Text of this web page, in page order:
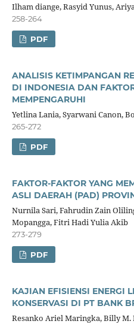
Ilham diange, Rasyid Yunus,
258-264
PDF
ANALISIS KETIMPANGAN
DI INDONESIA DAN
MEMPENGARUHI
Yetlina Lania, Syarwani Canon,
265-272
PDF
FAKTOR-FAKTOR YANG
ASLI DAERAH (PAD)
Nurnila Sari, Fahrudin Zain
Mopangga, Fitri Hadi Yulia Akib
273-279
PDF
KAJIAN EFISIENSI ENERGI
KONSERVASI DI PT BANK
Resanko Ariel Maringka, Billy M.